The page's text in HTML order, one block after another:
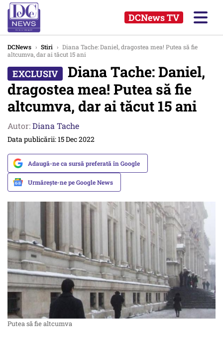
DCNews TV
DCNews › Stiri › Diana Tache: Daniel, dragostea mea! Putea să fie
altcumva, dar ai tăcut 15 ani
Diana Tache: Daniel,
dragostea mea! Putea să fie
altcumva, dar ai tăcut 15 ani
Autor:Diana Tache
Data publicării: 15 Dec 2022
Adaugă-ne ca sursă preferată în Google
Urmărește-ne pe Google News
Putea să fie altcumva